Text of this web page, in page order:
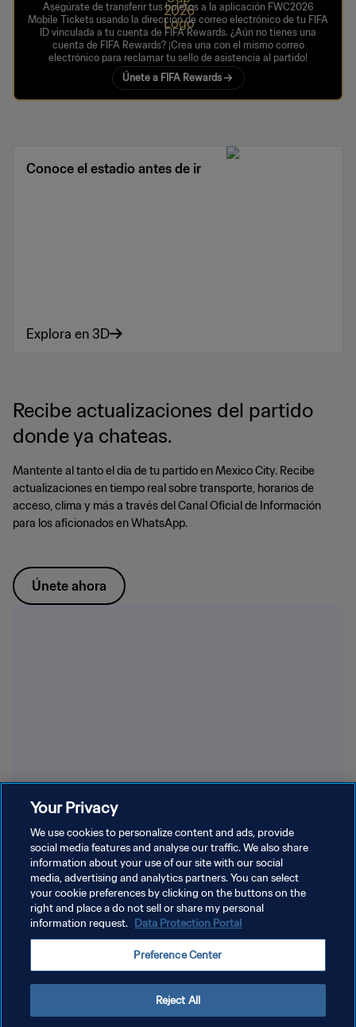
Asegúrate de transferir tus boletos a la aplicación FWC2026
Mobile Tickets usando la dirección de correo electrónico de tu FIFA
ID vinculada a tu cuenta de FIFA Rewards. ¿Aún no tienes una
cuenta de FIFA Rewards? ¡Crea una con el mismo correo
electrónico para reclamar tu sello de asistencia al partido!
Únete a FIFA Rewards
Conoce el estadio antes de ir
Explora en 3D
Recibe actualizaciones del partido
donde ya chateas.
Mantente al tanto el día de tu partido en Mexico City. Recibe
actualizaciones en tiempo real sobre transporte, horarios de
acceso, clima y más a través del Canal Oficial de Información
para los aficionados en WhatsApp.
Únete ahora
POLÍTICA DE PRIVACIDAD
AJUSTAR LA CONFIGURACIÓN DE LAS COOKIES
Copyright © 1994 - 2026 FIFA. Todos los derechos reservados.
Your Privacy
We use cookies to personalize content and ads, provide
social media features and analyse our traffic. We also share
information about your use of our site with our social
media, advertising and analytics partners. You can select
your cookie preferences by clicking on the buttons on the
right and place a do not sell or share my personal
information request. Data Protection Portal
Preference Center
Reject All